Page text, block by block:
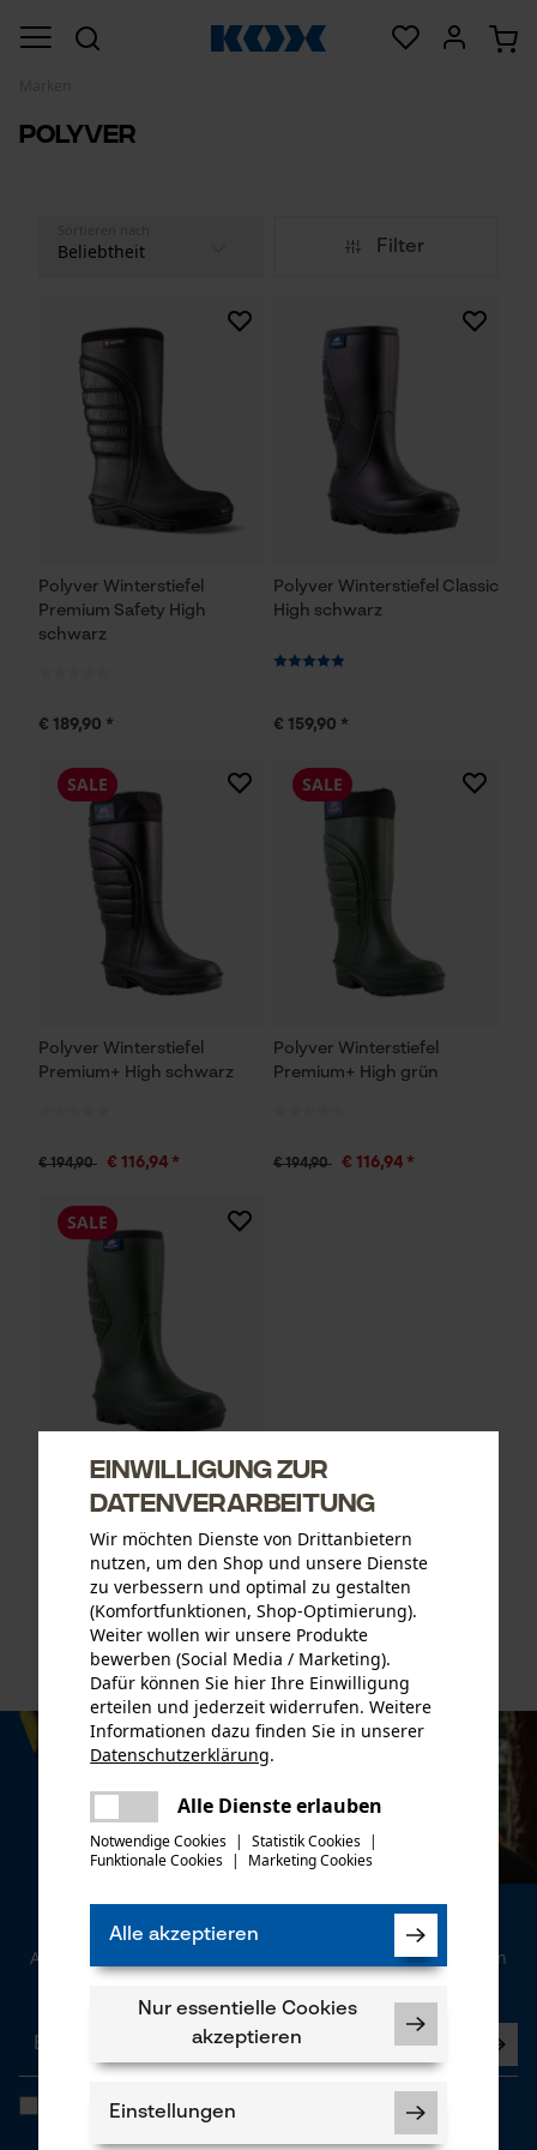
POLYVER
Filter
Polyver Winterstiefel
Premium Safety High
schwarz
€ 189,90 *
Polyver Winterstiefel Classic
High schwarz
€ 159,90 *
Polyver Winterstiefel
Premium+ High schwarz
SALE
€ 194,90 € 116,94 *
Polyver Winterstiefel
Premium+ High grün
SALE
€ 194,90 € 116,94 *
High grün
SALE
€ 95,94 *
Newsletter
Abonnieren Sie den kostenlosen Newsletter und verpassen
Sie keine Neuigkeiten mehr.
Ich habe dieDatenschutzbestimmungen
gelesen und bin
einverstanden. *
Einwilligung zur
Datenverarbeitung
Wir möchten Dienste von Drittanbietern
nutzen, um den Shop und unsere Dienste
zu verbessern und optimal zu gestalten
(Komfortfunktionen, Shop-Optimierung).
Weiter wollen wir unsere Produkte
bewerben (Social Media / Marketing).
Dafür können Sie hier Ihre Einwilligung
erteilen und jederzeit widerrufen. Weitere
Informationen dazu finden Sie in unserer
Datenschutzerklärung.
Alle Dienste erlauben
Notwendige Cookies | Statistik Cookies |
Funktionale Cookies | Marketing Cookies
Alle akzeptieren
Nur essentielle Cookies
akzeptieren
Einstellungen
Es ist ein Fehler aufgetreten. Bitte
versuchen Sie es erneut.
mail